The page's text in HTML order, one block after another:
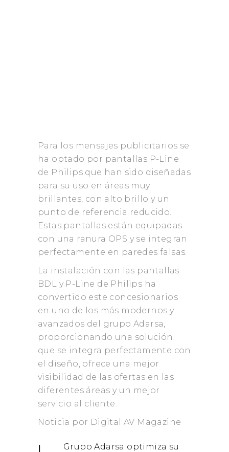
Para los mensajes publicitarios se
ha optado por pantallas P-Line
de Philips que han sido diseñadas
para su uso en áreas muy
brillantes, con alto brillo y un
punto de referencia reducido.
Estas pantallas están equipadas
con una ranura OPS y se integran
perfectamente en paredes falsas.
La instalación con las pantallas
BDL y P-Line de Philips ha
convertido este concesionarios
en uno de los más modernos y
avanzados del grupo Adarsa,
proporcionando una solución
que se integra perfectamente con
el diseño, ofrece una mejor
visibilidad de las ofertas en las
diferentes áreas y un mejor
servicio al cliente.
Noticia por Digital AV Magazine
Grupo Adarsa optimiza su